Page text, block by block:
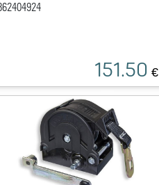
151.50 €